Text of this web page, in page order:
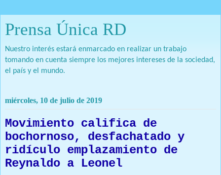
Prensa Única RD
Nuestro interés estará enmarcado en realizar un trabajo
tomando en cuenta siempre los mejores intereses de la sociedad,
el país y el mundo.
miércoles, 10 de julio de 2019
Movimiento califica de
bochornoso, desfachatado y
ridículo emplazamiento de
Reynaldo a Leonel